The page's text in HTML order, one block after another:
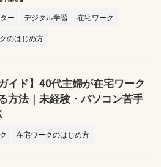
ー デジタル学習
在宅ワーク
のはじめ方
イド】40代主婦が在宅ワーク
方法｜未経験・パソコン苦手
在宅ワークのはじめ方